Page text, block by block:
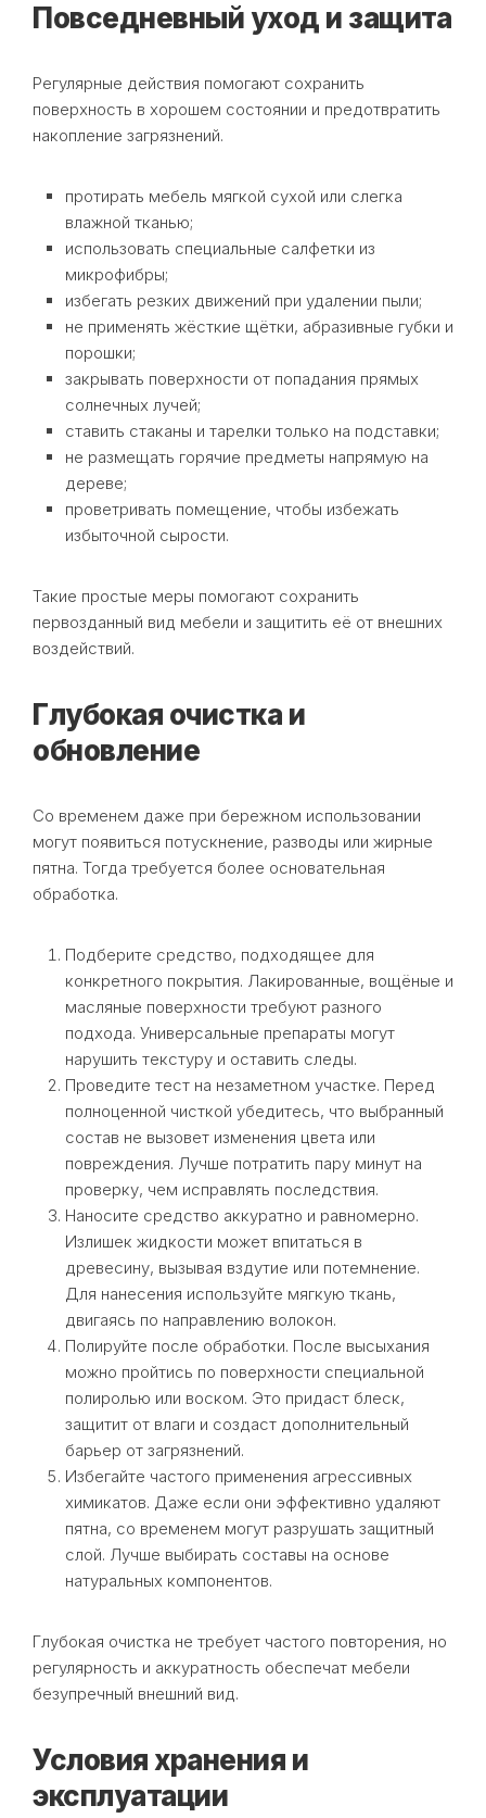
Повседневный уход и защита
Регулярные действия помогают сохранить
поверхность в хорошем состоянии и предотвратить
накопление загрязнений.
протирать мебель мягкой сухой или слегка
влажной тканью;
использовать специальные салфетки из
микрофибры;
избегать резких движений при удалении пыли;
не применять жёсткие щётки, абразивные губки и
порошки;
закрывать поверхности от попадания прямых
солнечных лучей;
ставить стаканы и тарелки только на подставки;
не размещать горячие предметы напрямую на
дереве;
проветривать помещение, чтобы избежать
избыточной сырости.
Такие простые меры помогают сохранить
первозданный вид мебели и защитить её от внешних
воздействий.
Глубокая очистка и
обновление
Со временем даже при бережном использовании
могут появиться потускнение, разводы или жирные
пятна. Тогда требуется более основательная
обработка.
Подберите средство, подходящее для
конкретного покрытия. Лакированные, вощёные и
масляные поверхности требуют разного
подхода. Универсальные препараты могут
нарушить текстуру и оставить следы.
Проведите тест на незаметном участке. Перед
полноценной чисткой убедитесь, что выбранный
состав не вызовет изменения цвета или
повреждения. Лучше потратить пару минут на
проверку, чем исправлять последствия.
Наносите средство аккуратно и равномерно.
Излишек жидкости может впитаться в
древесину, вызывая вздутие или потемнение.
Для нанесения используйте мягкую ткань,
двигаясь по направлению волокон.
Полируйте после обработки. После высыхания
можно пройтись по поверхности специальной
полиролью или воском. Это придаст блеск,
защитит от влаги и создаст дополнительный
барьер от загрязнений.
Избегайте частого применения агрессивных
химикатов. Даже если они эффективно удаляют
пятна, со временем могут разрушать защитный
слой. Лучше выбирать составы на основе
натуральных компонентов.
Глубокая очистка не требует частого повторения, но
регулярность и аккуратность обеспечат мебели
безупречный внешний вид.
Условия хранения и
эксплуатации